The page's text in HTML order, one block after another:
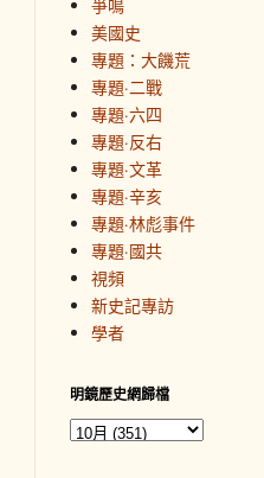
爭鳴
美國史
專題：大饑荒
專題·二戰
專題·六四
專題·反右
專題·文革
專題·辛亥
專題·林彪事件
專題·國共
視頻
新史記專訪
學者
明鏡歷史網歸檔